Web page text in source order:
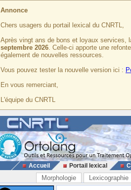
Annonce
Chers usagers du portail lexical du CNRTL,
Après vingt ans de bons et loyaux services,
septembre 2026. Celle-ci apporte une
également de nouvelles ressources.
Vous pouvez tester la nouvelle version ici :
En vous remerciant,
L'équipe du CNRTL
Accueil Portail lexical
Morphologie Lexicographie